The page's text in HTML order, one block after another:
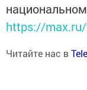
https://
Читайте нас в